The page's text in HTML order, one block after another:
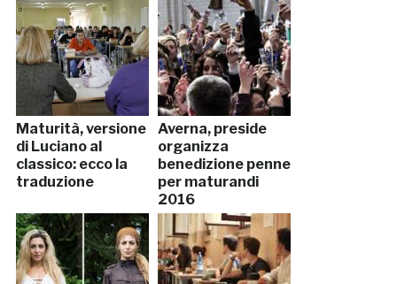
Maturità, versione
di Luciano al
classico: ecco la
traduzione
Averna, preside
organizza
benedizione penne
per maturandi
2016